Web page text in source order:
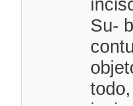
Su-